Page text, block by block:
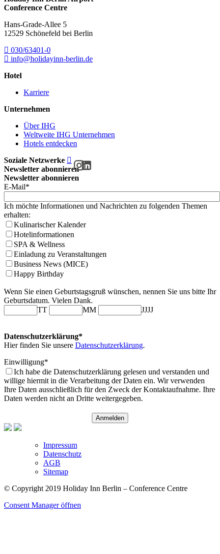
Conference Centre
Hans-Grade-Allee 5
12529 Schönefeld bei Berlin
030/63401-0
info@holidayinn-berlin.de
Hotel
Karriere
Unternehmen
Über IHG
Weltweite IHG Unternehmen
Hotels entdecken
Soziale Netzwerke
Newsletter abonnieren
Newsletter abonnieren
E-Mail*
Ich möchte Informationen und Nachrichten zu folgenden Themen
erhalten:
Kulinarischer Kalender
Hotelinformationen
SPA & Wellness
Einladung zu Veranstaltungen
Business News (MICE)
Happy Birthday
Wenn Sie einen Geburtstagsgruß wünschen, nennen Sie uns bitte Ihr
Geburtsdatum. Vielen Dank.
TT
MM JJJJ
Datenschutzerklärung*
Hier finden Sie unsere Datenschutzerklärung.
Einwilligung*
Ich habe die Datenschutzerklärung gelesen und verstanden und
willige hiermit in die Verarbeitung der Daten ein. Wir verwenden
Ihre Daten ausschließlich für den Zweck der Kontaktaufnahme. Ihre
Daten werden nicht an Dritte weitergegeben.
Anmelden
Impressum
Datenschutz
AGB
Sitemap
© Copyright 2019 Holiday Inn Berlin – Conference Centre
Consent Manager öffnen